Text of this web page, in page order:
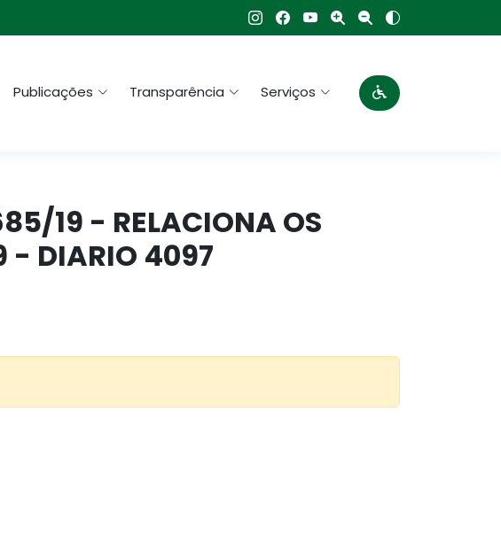
Publicações Transparência Serviços
19 - RELACIONA OS
- DIARIO 4097